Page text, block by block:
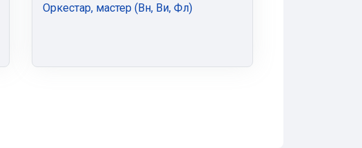
Оркестар, мастер (Вн, Ви, Фл)